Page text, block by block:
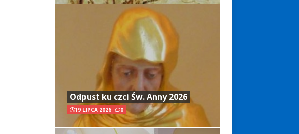
Odpust ku czci Św. Anny 2026
19 LIPCA 2026 0